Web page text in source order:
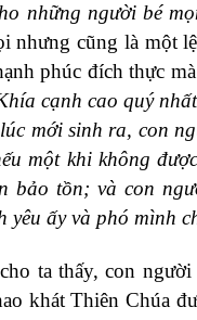
những người bé
nhưng cũng là một
phúc đích thực
cạnh cao quý
mới sinh ra, con
một khi không
bảo tồn; và con
yêu ấy và phó mình
ta thấy,con
khát Thiên Chúa